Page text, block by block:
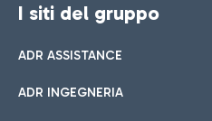
I siti del gruppo
ADR ASSISTANCE
ADR INGEGNERIA